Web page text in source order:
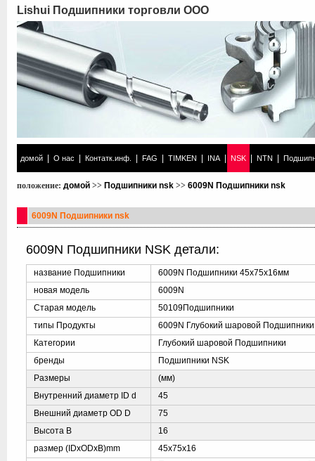
Lishui Подшипники торговли ООО
домой О нас Контатк.инф. FAG TIMKEN INA NSK NTN
положение: домой >> Подшипники nsk >> 6009N Подшипники nsk
6009N Подшипники nsk
6009N Подшипники NSK детали:
название Подшипники
6009N Подшипники 45x75x16мм
новая модель
6009N
Старая модель
50109Подшипники
типы Продукты
6009N Глубокий шаровой Подшипники
Категории
Глубокий шаровой Подшипники
бренды
Подшипники NSK
Размеры
(мм)
Внутренний диаметр ID d
45
Внешний диаметр OD D
75
Высота B
16
размер (IDxODxB)mm
45x75x16